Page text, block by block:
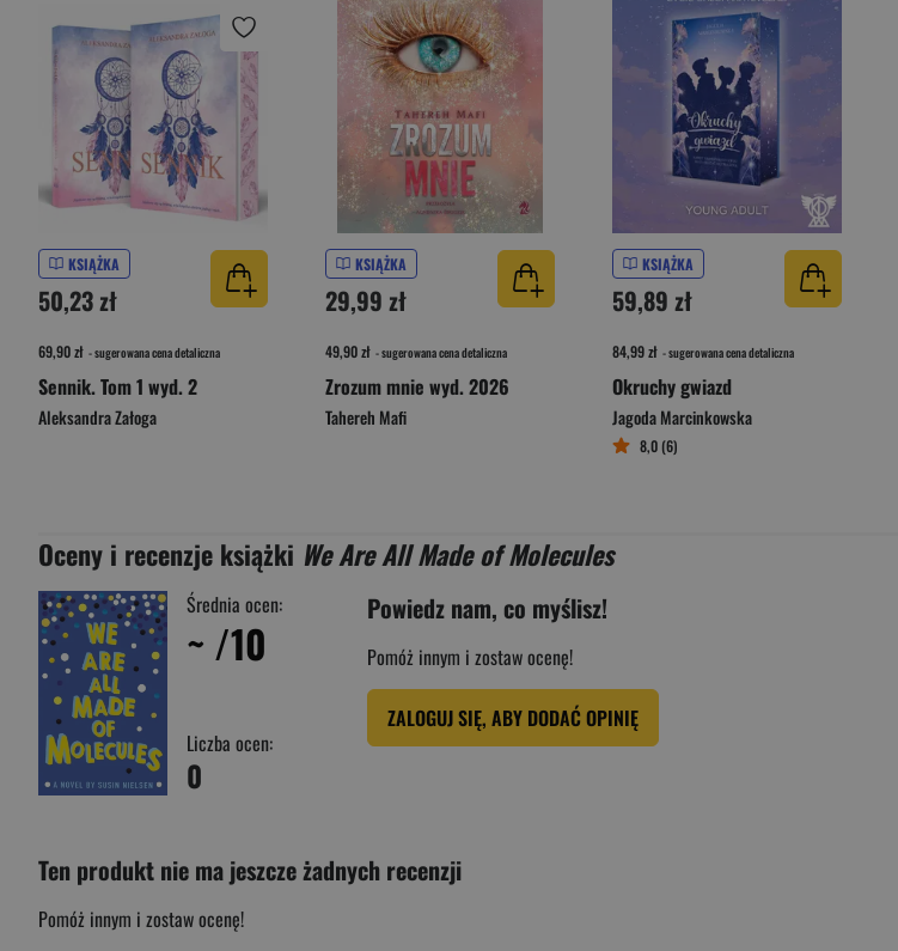
KSIĄŻKA
50,23 zł
69,90 zł - sugerowana cena detaliczna
Sennik. Tom 1 wyd. 2
Aleksandra Załoga
KSIĄŻKA
29,99 zł
49,90 zł - sugerowana cena detaliczna
Zrozum mnie wyd. 2026
Tahereh Mafi
KSIĄŻKA
59,89 zł
84,99 zł - sugerowana cena detaliczna
Okruchy gwiazd
Jagoda Marcinkowska
8,0 (6)
Oceny i recenzje książki We Are All Made of Molecules
Średnia ocen:
~ /10
Liczba ocen:
0
Powiedz nam, co myślisz!
Pomóż innym i zostaw ocenę!
ZALOGUJ SIĘ, ABY DODAĆ OPINIĘ
Ten produkt nie ma jeszcze żadnych recenzji
Pomóż innym i zostaw ocenę!